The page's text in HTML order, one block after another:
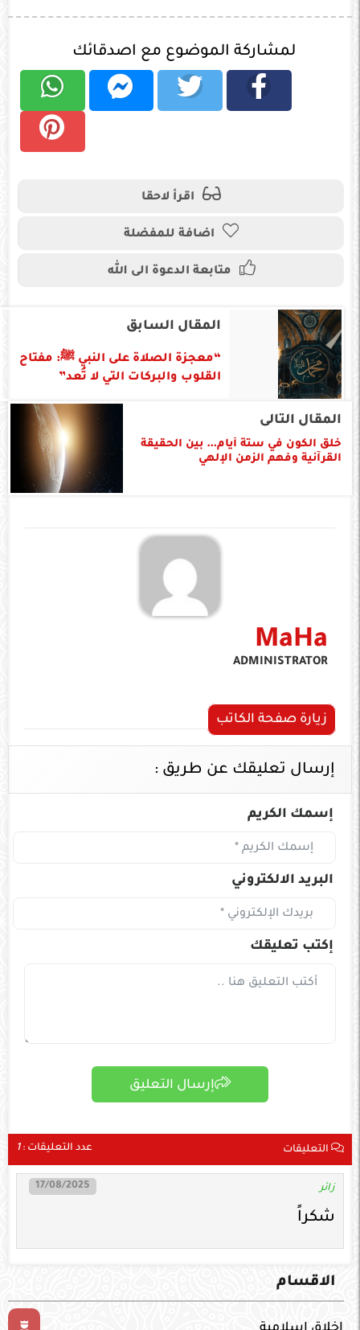
لمشاركة الموضوع مع اصدقائك
اقرأ لاحقا
اضافة للمفضلة
متابعة الدعوة الى الله
المقال السابق
“معجزة الصلاة على النبي ﷺ: مفتاح
القلوب والبركات التي لا تُعد”
المقال التالى
خلق الكون في ستة أيام… بين الحقيقة
القرآنية وفهم الزمن الإلهي
MaHa
ADMINISTRATOR
زيارة صفحة الكاتب
إرسال تعليقك عن طريق :
إسمك الكريم
البريد الالكتروني
إكتب تعليقك
إرسال التعليق
التعليقات عدد التعليقات :1
زائر
شكراً
17/08/2025
الاقسام